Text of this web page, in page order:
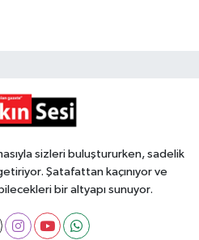
sizleri buluştururken, sadelik
Şatafattan kaçınıyor ve
bir altyapı sunuyor.